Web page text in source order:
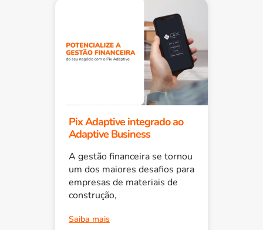
Pix Adaptive integrado ao
Adaptive Business
A gestão financeira se tornou
um dos maiores desafios para
empresas de materiais de
construção,
Saiba mais